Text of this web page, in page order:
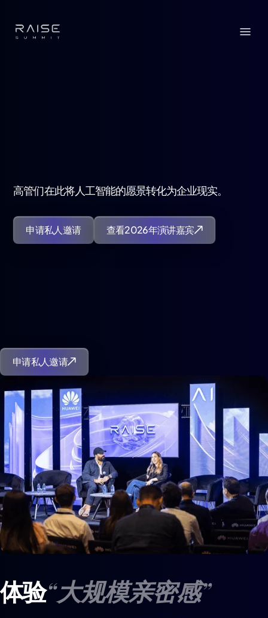
高管们在此将人工智能的愿景转化为企业现实。
申请私人邀请 查看2026年演讲嘉宾
申请私人邀请
体验“大规模亲密感”